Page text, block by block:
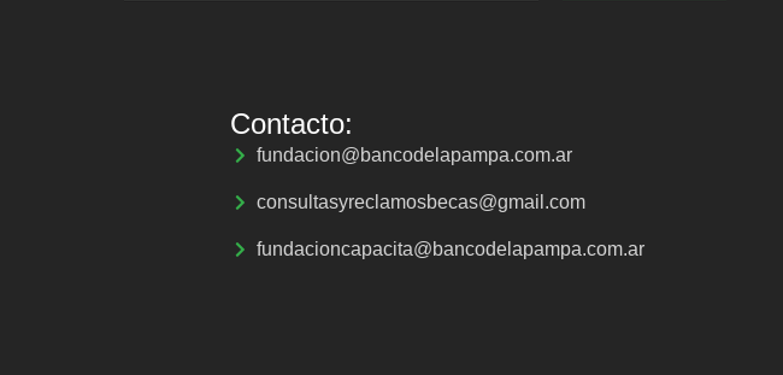
Contacto:
fundacion@bancodelapampa.com.ar
consultasyreclamosbecas@gmail.com
fundacioncapacita@bancodelapampa.com.ar